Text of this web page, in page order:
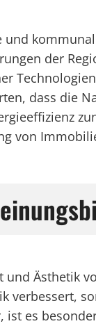
und
der
dass die
von
Ästhetik
es